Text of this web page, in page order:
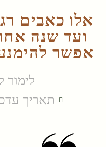
אלו כאבים
ועד שנה
אפשר
לימור
תאריך עדכון: 07/